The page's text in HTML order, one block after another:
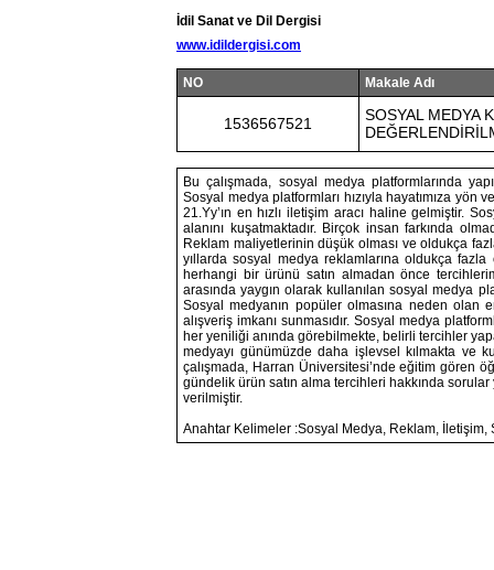
İdil Sanat ve Dil Dergisi
www.idildergisi.com
NO Makale Adı
1536567521
SOSYAL MEDYA
Bu çalışmada, sosyal medya platformlarında
Sosyal medya platformları hızıyla hayatımıza
21.Yy’ın en hızlı iletişim aracı haline gelmiştir.
alanını kuşatmaktadır. Birçok insan farkında
Reklam maliyetlerinin düşük olması ve oldukça
yıllarda sosyal medya reklamlarına oldukça
herhangi bir ürünü satın almadan önce
arasında yaygın olarak kullanılan sosyal medya
Sosyal medyanın popüler olmasına neden olan
alışveriş imkanı sunmasıdır. Sosyal medya
her yeniliği anında görebilmekte, belirli tercihler
medyayı günümüzde daha işlevsel kılmakta ve
çalışmada, Harran Üniversitesi’nde eğitim gören
gündelik ürün satın alma tercihleri hakkında
verilmiştir.
Anahtar Kelimeler :Sosyal Medya, Reklam, İletişim,